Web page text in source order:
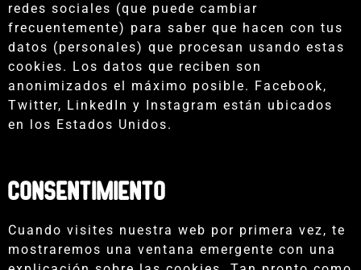
redes sociales (que puede cambiar
frecuentemente) para saber que hacen con tus
datos (personales) que procesan usando estas
cookies. Los datos que reciben son
anonimizados el máximo posible. Facebook,
Twitter, LinkedIn y Instagram están ubicados
en los Estados Unidos.
Consentimiento
Cuando visites nuestra web por primera vez, te
mostraremos una ventana emergente con una